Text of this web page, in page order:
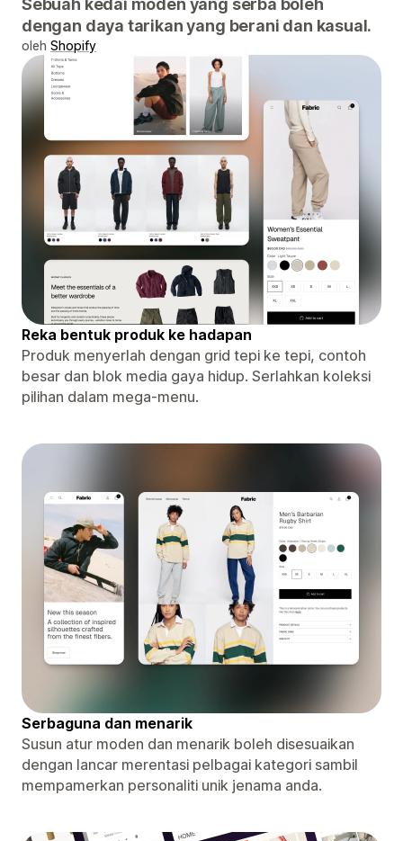
Sebuah kedai moden yang serba boleh
dengan daya tarikan yang berani dan kasual.
oleh Shopify
Reka bentuk produk ke hadapan
Produk menyerlah dengan grid tepi ke tepi, contoh
besar dan blok media gaya hidup. Serlahkan koleksi
pilihan dalam mega-menu.
Serbaguna dan menarik
Susun atur moden dan menarik boleh disesuaikan
dengan lancar merentasi pelbagai kategori sambil
mempamerkan personaliti unik jenama anda.